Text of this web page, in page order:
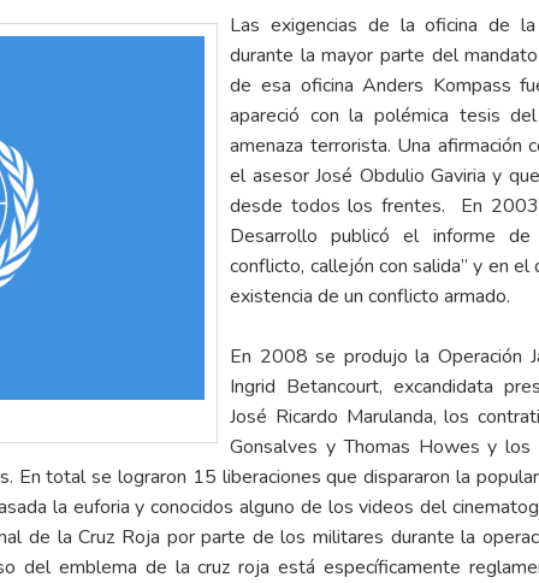
Las exigencias de la oficina de
durante la mayor parte del
de esa oficina Anders Kompass
apareció con la polémica tesis
amenaza terrorista. Una afirmación
el asesor José Obdulio Gaviria y
desde todos los frentes. En
Desarrollo publicó el informe de
conflicto, callejón con salida” y en
existencia de un conflicto armado.
En 2008 se produjo la Operación
Ingrid Betancourt, excandidata
José Ricardo Marulanda, los
Gonsalves y Thomas Howes y los
En total se lograron 15 liberaciones que dispararon la
la euforia y conocidos alguno de los videos del
de la Cruz Roja por parte de los militares durante la
del emblema de la cruz roja está específicamente